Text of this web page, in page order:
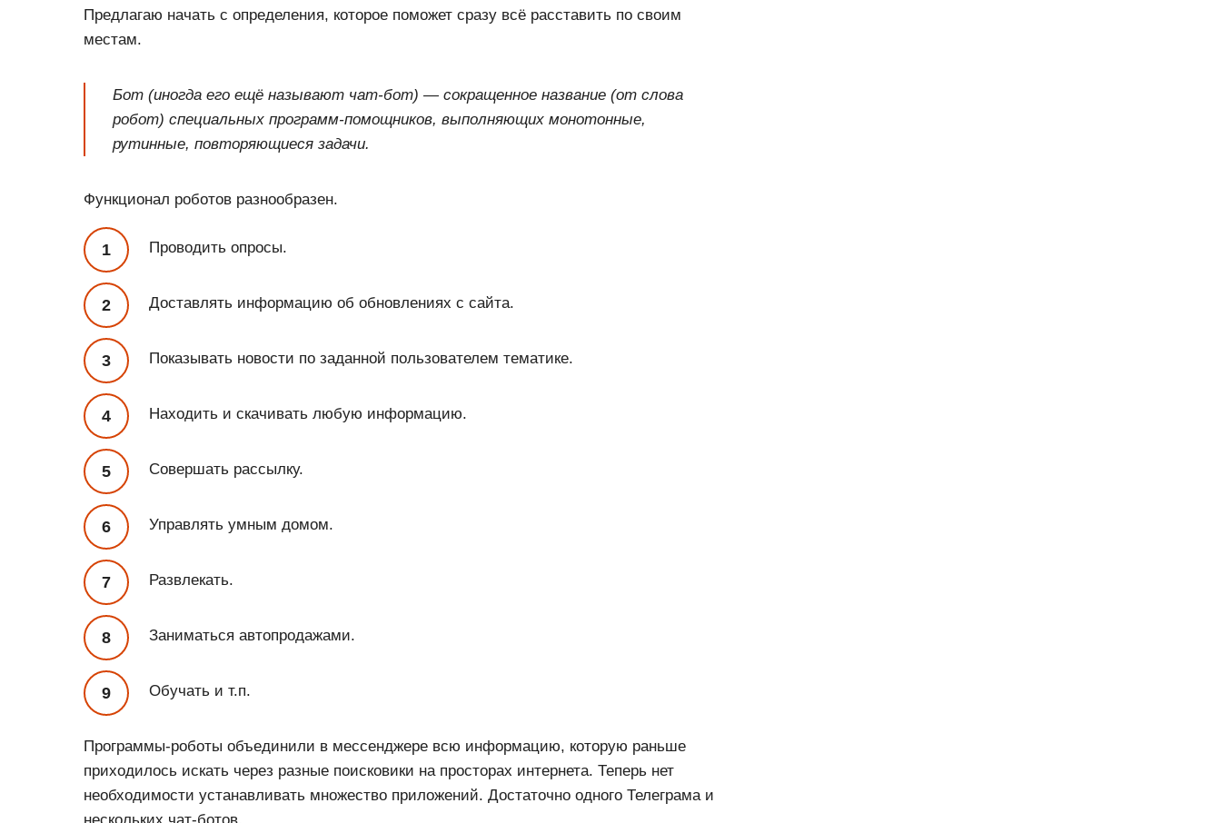
Предлагаю начать с определения, которое поможет сразу всё расставить по своим
местам.
Бот (иногда его ещё называют чат-бот) — сокращенное название (от слова
робот) специальных программ-помощников, выполняющих монотонные,
рутинные, повторяющиеся задачи.
Функционал роботов разнообразен.
Проводить опросы.
Доставлять информацию об обновлениях с сайта.
Показывать новости по заданной пользователем тематике.
Находить и скачивать любую информацию.
Совершать рассылку.
Управлять умным домом.
Развлекать.
Заниматься автопродажами.
Обучать и т.п.
Программы-роботы объединили в мессенджере всю информацию, которую раньше
приходилось искать через разные поисковики на просторах интернета. Теперь нет
необходимости устанавливать множество приложений. Достаточно одного Телеграма и
нескольких чат-ботов.